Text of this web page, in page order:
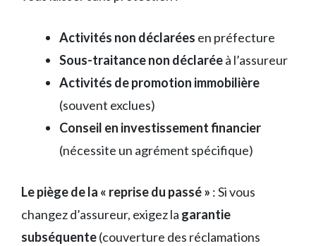
Activités non déclarées en préfecture
Sous-traitance non déclaréeà l’assureur
Activités de promotion immobilière
(souvent exclues)
Conseil en investissement financier
(nécessite un agrément spécifique)
Le piège de la « reprise du passé » : Si vous
changez d’assureur, exigez la garantie
subséquente(couverture des réclamations